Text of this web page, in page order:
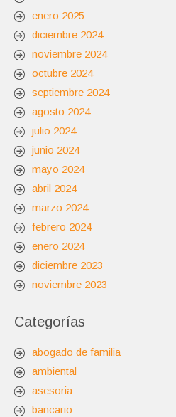
enero 2025
diciembre 2024
noviembre 2024
octubre 2024
septiembre 2024
agosto 2024
julio 2024
junio 2024
mayo 2024
abril 2024
marzo 2024
febrero 2024
enero 2024
diciembre 2023
noviembre 2023
Categorías
abogado de familia
ambiental
asesoria
bancario